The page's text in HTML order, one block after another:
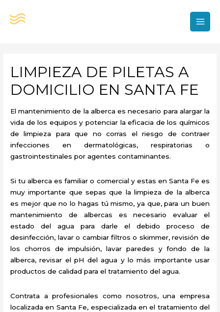
LIMPIEZA DE PILETAS A
DOMICILIO EN SANTA FE
El mantenimiento de la alberca es necesario para alargar la
vida de los equipos y potenciar la eficacia de los químicos
de limpieza para que no corras el riesgo de contraer
infecciones en dermatológicas, respiratorias o
gastrointestinales por agentes contaminantes.
Si tu alberca es familiar o comercial y estas en Santa Fe es
muy importante que sepas que la limpieza de la alberca
es mejor que no lo hagas tú mismo, ya que, para un buen
mantenimiento de albercas es necesario evaluar el
estado del agua para darle el debido proceso de
desinfección, lavar o cambiar filtros o skimmer, revisión de
los chorros de impulsión, lavar paredes y fondo de la
alberca, revisar el pH del agua y lo más importante usar
productos de calidad para el tratamiento del agua.
Contrata a profesionales como nosotros, una empresa
localizada en Santa Fe, especializada en el tratamiento del